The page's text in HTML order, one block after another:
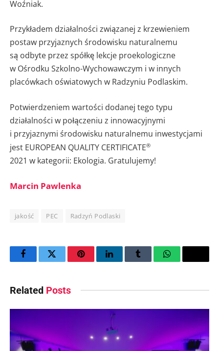
Woźniak.
Przykładem działalności związanej z krzewieniem
postaw przyjaznych środowisku naturalnemu
są odbyte przez spółkę lekcje proekologiczne
w Ośrodku Szkolno-Wychowawczym i w innych
placówkach oświatowych w Radzyniu Podlaskim.
Potwierdzeniem wartości dodanej tego typu
działalności w połączeniu z innowacyjnymi
i przyjaznymi środowisku naturalnemu inwestycjami
jest EUROPEAN QUALITY CERTIFICATE®
2021 w kategorii: Ekologia. Gratulujemy!
Marcin Pawlenka
jakość PEC Radzyń Podlaski
FacebookTwitter PinterestLinkedInTumblr WhatsAppEmail
Related Posts